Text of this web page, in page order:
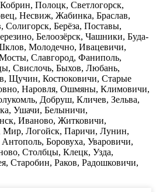
Полоцк, Светлогорск,
Несвиж, Жабинка, Браслав,
Берёза, Поставы,
Белоозёрск, Чашники, Буда-
Молодечно, Ивацевичи,
Славгород, Фаниполь,
Свислочь, Быхов, Любань,
Щучин, Костюковичи, Старые
Наровля, Ошмяны, Климовичи,
Добруш, Кличев, Зельва,
Ушачи, Белыничи,
Иваново, Житковичи,
Мир, Логойск, Паричи, Лунин,
Боровуха, Уваровичи,
Столбцы, Клецк, Узда,
Старобин, Раков, Радошковичи,